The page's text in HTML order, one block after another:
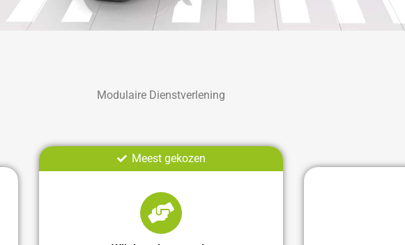
Modulaire Dienstverlening
Meest gekozen